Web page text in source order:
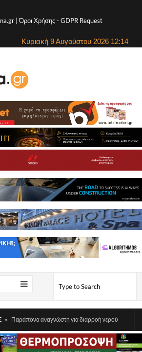
|Όροι Χρήσης- GDPR Request
Κυριακή 9 Αυγούστου 2026 12:14
» Παράπονα αναγνώστη για διαρροή νερού